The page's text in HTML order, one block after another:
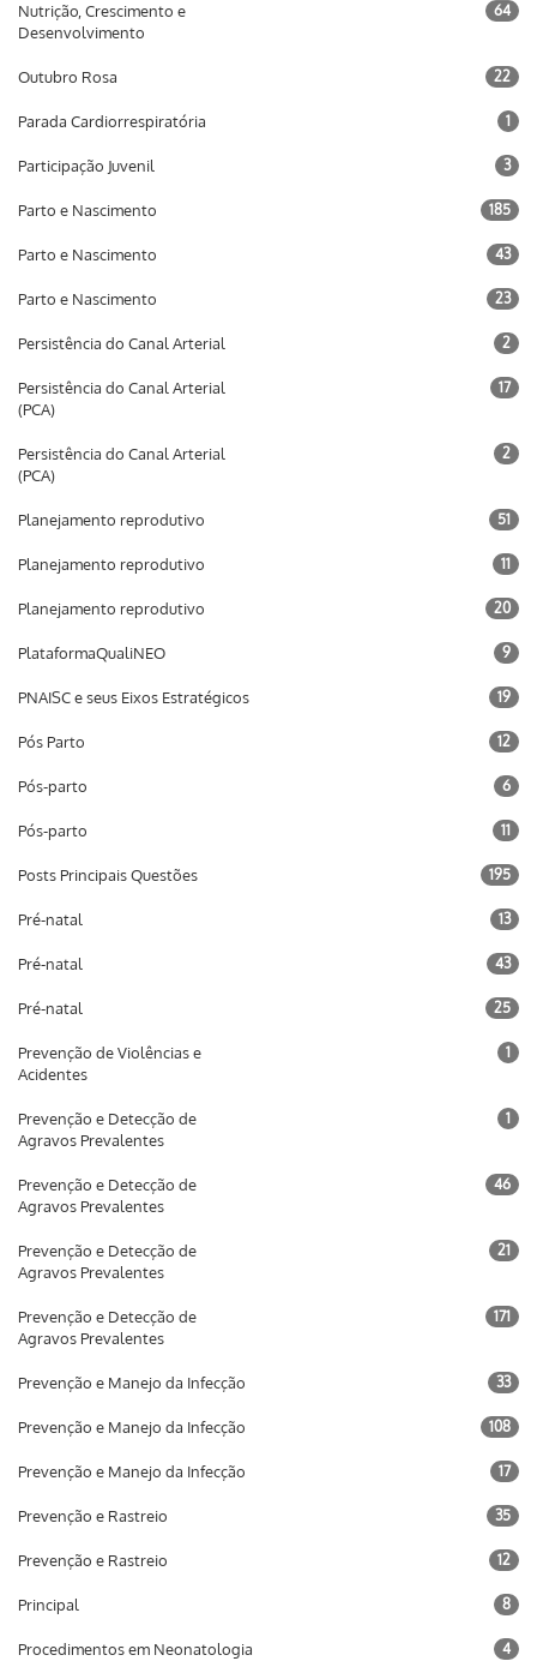
Nutrição, Crescimento e
Desenvolvimento
64
Outubro Rosa 22
Parada Cardiorrespiratória 1
Participação Juvenil 3
Parto e Nascimento 185
Parto e Nascimento 43
Parto e Nascimento 23
Persistência do Canal Arterial 2
Persistência do Canal Arterial
(PCA)
17
Persistência do Canal Arterial
(PCA)
2
Planejamento reprodutivo 51
Planejamento reprodutivo 11
Planejamento reprodutivo 20
PlataformaQualiNEO 9
PNAISC e seus Eixos Estratégicos 19
Pós Parto 12
Pós-parto 6
Pós-parto 11
Posts Principais Questões 195
Pré-natal 13
Pré-natal 43
Pré-natal 25
Prevenção de Violências e
Acidentes
1
Prevenção e Detecção de
Agravos Prevalentes
1
Prevenção e Detecção de
Agravos Prevalentes
46
Prevenção e Detecção de
Agravos Prevalentes
21
Prevenção e Detecção de
Agravos Prevalentes
171
Prevenção e Manejo da Infecção 33
Prevenção e Manejo da Infecção 108
Prevenção e Manejo da Infecção 17
Prevenção e Rastreio 35
Prevenção e Rastreio 12
Principal 8
Procedimentos em Neonatologia 4